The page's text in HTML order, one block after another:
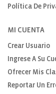
Política De
MI CUENTA
Crear Usuario
Ingrese A Su
Ofrecer Mis
Reportar Un